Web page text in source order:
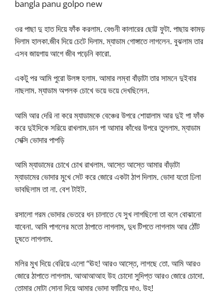
bangla panu golpo new
ওর পাছা দু হাত দিয়ে ফাঁক করলাম. বেগুনী কালারের ছোট্ট ফুটা. পাছায় কামড়
দিলাম হালকা.জীব দিয়ে চেটে দিলাম. ম্যাডাম গোঙ্গাতে লাগলেন. বুঝলাম তার
এসব জায়গায় আগে জীব পড়েনি কারো.
একটু পর আমি পুরো উলঙ্গ হলাম. আমার লম্বা বাঁড়াটা তার সামনে দুইবার
নাছলাম. ম্যাডাম অপলক চোখে ভয়ে ভয়ে দেখছিলেন.
আমি আর দেরি না করে ম্যাডামকে বেঞ্চের উপরে শোয়ালাম আর দুই পা ফাঁক
করে দুইদিকে সরিয়ে রাখলাম.ডান পা আমার কাঁধের উপরে তুললাম. ম্যাডাম
সেক্সি ভোদার পাপড়ি
আমি ম্যাডামের চোখে চোখ রাখলাম. আস্তে আস্তে আমার বাঁড়াটা
ম্যাডামের ভোদার মুখে সেট করে জোরে একটা ঠাপ দিলাম. ভোদা যতো ঢিলা
ভাবছিলাম তা না. বেশ টাইট.
রসালো গরম ভোদার ভেতরে ধন চালাতে যে সুখ লাগছিলো তা বলে বোঝানো
যাবেনা. আমি পাগলের মতো ঠাপাতে লাগলাম, দুধ টিপতে লাগলাম আর ঠোঁট
চুষতে লাগলাম.
মলির মুখ দিয়ে বেরিয়ে এলো “ঊহ! আরও আস্তে, লাগছে তো. আমি আরও
জোরে ঠাপাতে লাগলাম. আআআআহ উহ চোদো সুদিপ্ত আরও জোরে চোদো.
তোমার মোটা সোনা দিয়ে আমার ভোদা ফাটিয়ে দাও. উহ!